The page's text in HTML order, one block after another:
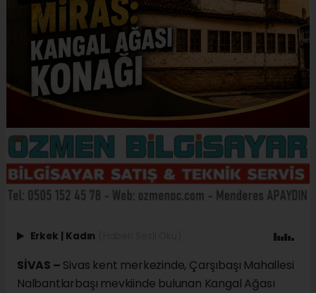
Erkek Kadın
SİVAS – Sivas kent merkezinde, Çarşıbaşı Mahallesi
Nalbantlarbaşı mevkiinde bulunan Kangal Ağası